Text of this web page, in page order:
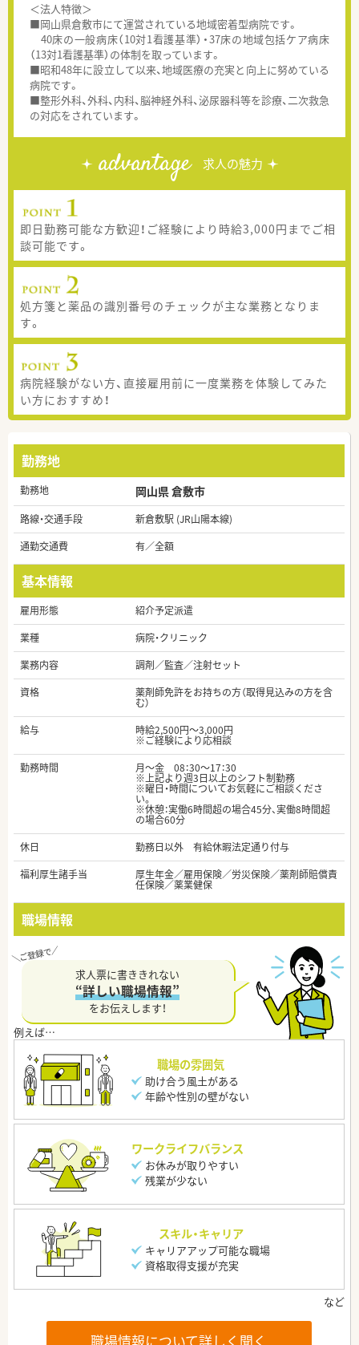
＜法人特徴＞
■岡山県倉敷市にて運営されている地域密着型病院です。
40床の一般病床（10対1看護基準）・37床の地域包括ケア病床
（13対1看護基準）の体制を取っています。
■昭和48年に設立して以来、地域医療の充実と向上に努めている
病院です。
■整形外科、外科、内科、脳神経外科、泌尿器科等を診療、二次救急
の対応をされています。
advantage 求人の魅力
即日勤務可能な方歓迎！ご経験により時給3,000円までご相
談可能です。
処方箋と薬品の識別番号のチェックが主な業務となりま
す。
病院経験がない方、直接雇用前に一度業務を体験してみた
い方におすすめ！
勤務地
勤務地 岡山県 倉敷市
路線・交通手段
新倉敷駅 (JR山陽本線)
通勤交通費
有／全額
基本情報
雇用形態
紹介予定派遣
業種
病院・クリニック
業務内容
調剤／監査／注射セット
資格
薬剤師免許をお持ちの方（取得見込みの方を含
む）
給与
時給2,500円～3,000円
※ご経験により応相談
勤務時間
月～金 08：30～17：30
※上記より週3日以上のシフト制勤務
※曜日・時間についてお気軽にご相談くださ
い。
※休憩：実働6時間超の場合45分、実働8時間超
の場合60分
休日
勤務日以外 有給休暇法定通り付与
福利厚生諸手当
厚生年金／雇用保険／労災保険／薬剤師賠償責
任保険／薬業健保
職場情報
求人票に書ききれない
“詳しい職場情報”
をお伝えします！
職場の雰囲気
助け合う風土がある
年齢や性別の壁がない
ワークライフバランス
お休みが取りやすい
残業が少ない
スキル・キャリア
キャリアアップ可能な職場
資格取得支援が充実
職場情報について詳しく聞く